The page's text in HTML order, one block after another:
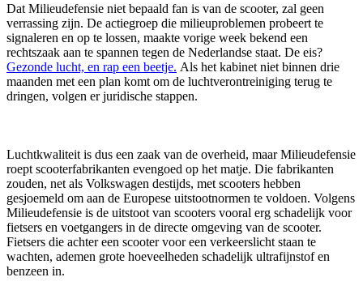
Dat Milieudefensie niet bepaald fan is van de scooter, zal geen
verrassing zijn. De actiegroep die milieuproblemen probeert te
signaleren en op te lossen, maakte vorige week bekend een
rechtszaak aan te spannen tegen de Nederlandse staat. De eis?
Gezonde lucht, en rap een beetje. Als het kabinet niet binnen drie
maanden met een plan komt om de luchtverontreiniging terug te
dringen, volgen er juridische stappen.
Luchtkwaliteit is dus een zaak van de overheid, maar Milieudefensie
roept scooterfabrikanten evengoed op het matje. Die fabrikanten
zouden, net als Volkswagen destijds, met scooters hebben
gesjoemeld om aan de Europese uitstootnormen te voldoen. Volgens
Milieudefensie is de uitstoot van scooters vooral erg schadelijk voor
fietsers en voetgangers in de directe omgeving van de scooter.
Fietsers die achter een scooter voor een verkeerslicht staan te
wachten, ademen grote hoeveelheden schadelijk ultrafijnstof en
benzeen in.